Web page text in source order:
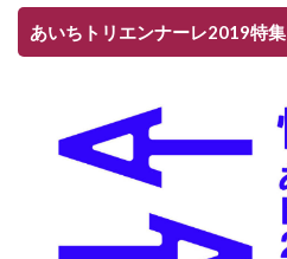
あいちトリエンナーレ2019特集